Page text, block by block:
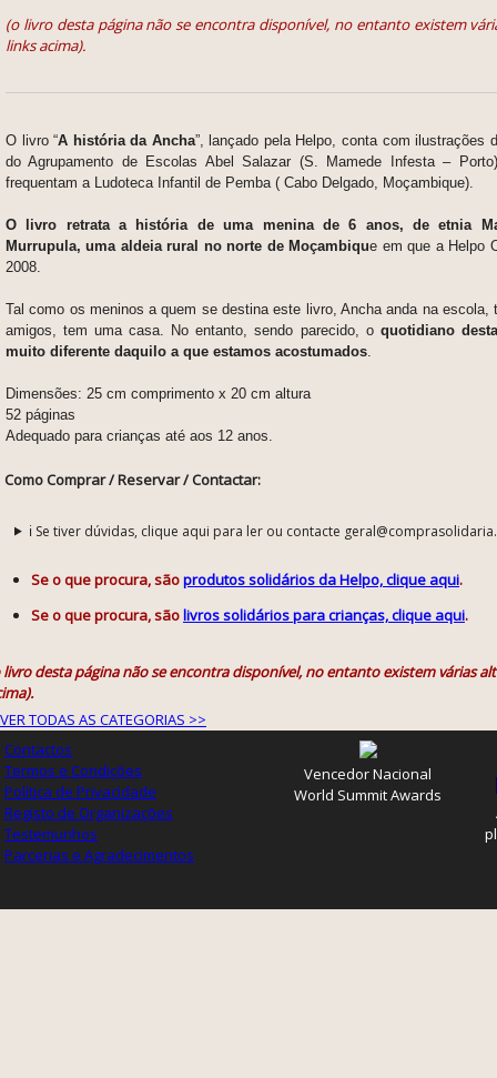
(o livro desta página não se encontra disponível, no entanto existem
links acima).
O livro “A história da Ancha”, lançado pela Helpo, conta com ilustrações
do Agrupamento de Escolas Abel Salazar (S. Mamede Infesta –
frequentam a Ludoteca Infantil de Pemba ( Cabo Delgado, Moçambique).
O livro retrata a história de uma menina de 6 anos, de etnia
Murrupula, uma aldeia rural no norte de Moçambique em que a Helpo
2008.
Tal como os meninos a quem se destina este livro, Ancha anda na
amigos, tem uma casa. No entanto, sendo parecido, o quotidiano
muito diferente daquilo a que estamos acostumados
Dimensões: 25 cm comprimento x 20 cm altura
52 páginas
Adequado para crianças até aos 12 anos.
Como Comprar / Reservar / Contactar:
ℹ️ Se tiver dúvidas, clique aqui para ler ou contacte
Se o que procura, sãoprodutos solidários da Helpo, clique aqui.
Se o que procura, sãolivros solidários para crianças, clique aqui.
livro desta página não se encontra disponível, no entanto existem várias
VER TODAS AS CATEGORIAS >>
Contactos
Termos e Condições
Política de Privacidade
Registo de Organizações
Testemunhos
Parcerias e Agradecimentos
Vencedor Nacional
World Summit Awards